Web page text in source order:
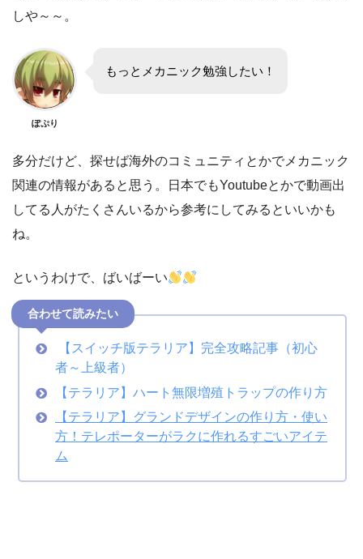
しや～～。
ぽぷり
もっとメカニック勉強したい！
多分だけど、探せば海外のコミュニティとかでメカニック
関連の情報があると思う。日本でもYoutubeとかで動画出
してる人がたくさんいるから参考にしてみるといいかも
ね。
というわけで、ばいばーい
合わせて読みたい
【スイッチ版テラリア】完全攻略記事（初心
者～上級者）
【テラリア】ハート無限増殖トラップの作り方
【テラリア】グランドデザインの作り方・使い
方！テレポーターがラクに作れるすごいアイテ
ム